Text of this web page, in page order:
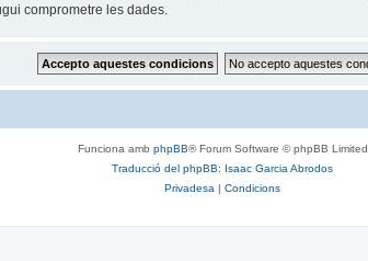
comprometre les dades.
Funciona amb phpBB® Forum Software © phpBB Limited
Traducció del phpBB: Isaac Garcia Abrodos
Privadesa | Condicions